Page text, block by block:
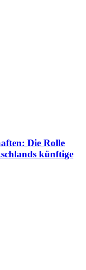
Die Rolle
künftige